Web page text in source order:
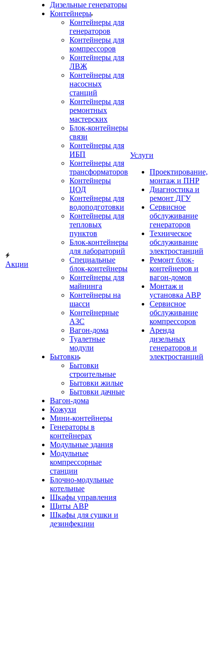
Акции
Дизельные генераторы
Контейнеры
Контейнеры для
генераторов
Контейнеры для
компрессоров
Контейнеры для
ЛВЖ
Контейнеры для
насосных
станций
Контейнеры для
ремонтных
мастерских
Блок-контейнеры
связи
Контейнеры для
ИБП
Контейнеры для
трансформаторов
Контейнеры
ЦОД
Контейнеры для
водоподготовки
Контейнеры для
тепловых
пунктов
Блок-контейнеры
для лабораторий
Специальные
блок-контейнеры
Контейнеры для
майнинга
Контейнеры на
шасси
Контейнерные
АЗС
Вагон-дома
Туалетные
модули
Бытовки
Бытовки
строительные
Бытовки жилые
Бытовки дачные
Вагон-дома
Кожухи
Мини-контейнеры
Генераторы в
контейнерах
Модульные здания
Модульные
компрессорные
станции
Блочно-модульные
котельные
Шкафы управления
Щиты АВР
Шкафы для сушки и
дезинфекции
Услуги
Проектирование,
монтаж и ПНР
Диагностика и
ремонт ДГУ
Сервисное
обслуживание
генераторов
Техническое
обслуживание
электростанций
Ремонт блок-
контейнеров и
вагон-домов
Монтаж и
установка АВР
Сервисное
обслуживание
компрессоров
Аренда
дизельных
генераторов и
электростанций